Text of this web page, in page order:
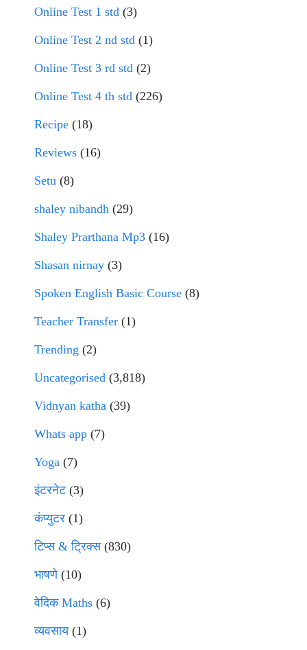
Online Test 1 std (3)
Online Test 2 nd std (1)
Online Test 3 rd std (2)
Online Test 4 th std (226)
Recipe (18)
Reviews (16)
Setu (8)
shaley nibandh (29)
Shaley Prarthana Mp3 (16)
Shasan nirnay (3)
Spoken English Basic Course (8)
Teacher Transfer (1)
Trending (2)
Uncategorised (3,818)
Vidnyan katha (39)
Whats app (7)
Yoga (7)
इंटरनेट(3)
कंप्युटर (1)
टिप्स & ट्रिक्स(830)
भाषणे(10)
वेदिक Maths (6)
व्यवसाय(1)